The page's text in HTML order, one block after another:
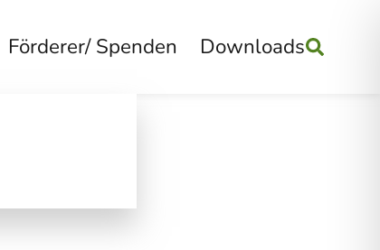
Förderer/ Spenden Downloads